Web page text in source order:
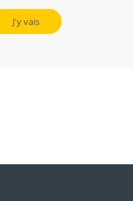
J'y vais